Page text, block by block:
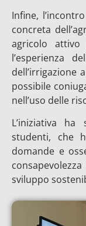
Infine,
concreta
agricolo
l’esperienza
dell’irrigazione
possibile
nell’uso delle
L’iniziativa
studenti, che
domande e
sviluppo